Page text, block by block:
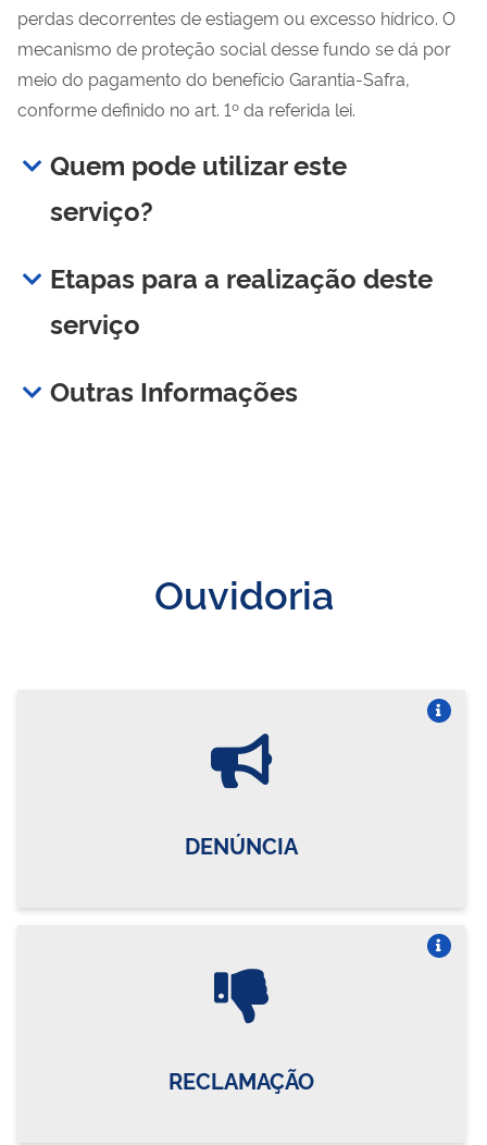
perdas decorrentes de estiagem ou excesso hídrico. O
mecanismo de proteção social desse fundo se dá por
meio do pagamento do benefício Garantia-Safra,
conforme definido no art. 1º da referida lei.
Quem pode utilizar este
serviço?
Etapas para a realização deste
serviço
Outras Informações
Ouvidoria
DENÚNCIA
RECLAMAÇÃO